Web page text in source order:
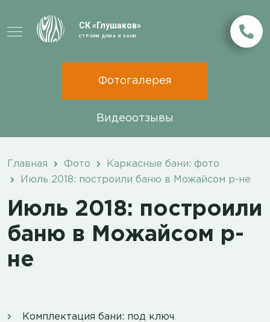
СК «Глушаков»
СТРОИМ ДОМА И БАНИ
Фотогалерея
Видеоотзывы
Главная Фото
Каркасные бани: фото
Июль 2018: построили баню в Можайсом р-не
Июль 2018: построили
баню в Можайсом р-
не
Комплектация бани: под ключ